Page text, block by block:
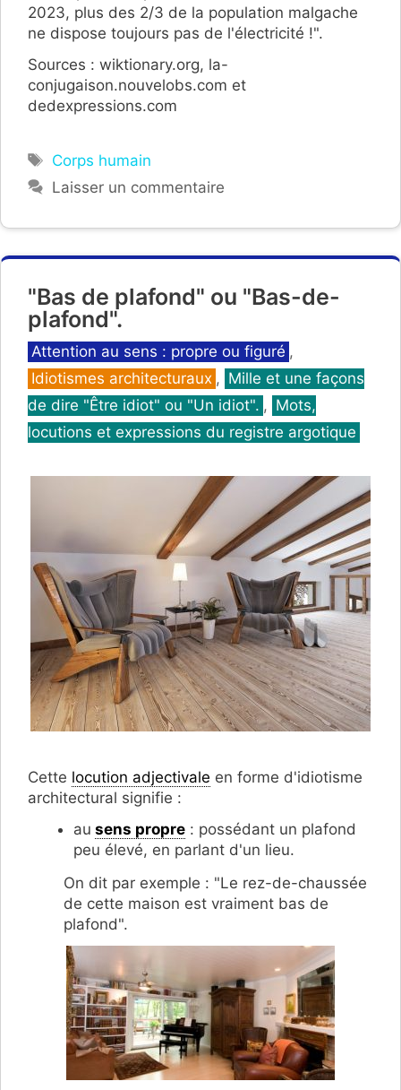
2023, plus des 2/3 de la population malgache
ne dispose toujours pas de l'électricité !".
Sources : wiktionary.org, la-
conjugaison.nouvelobs.com et
dedexpressions.com
Étiquettes
Corps humain
Laisser un commentaire
"Bas de plafond" ou "Bas-de-
plafond".
Catégories
Attention au sens : propre ou figuré ,
Idiotismes architecturaux , Mille et une façons
de dire "Être idiot" ou "Un idiot". , Mots,
locutions et expressions du registre argotique
Cette locution adjectivale en forme d'idiotisme
architectural signifie :
au sens propre : possédant un plafond
peu élevé, en parlant d'un lieu.
On dit par exemple : "Le rez-de-chaussée
de cette maison est vraiment bas de
plafond".